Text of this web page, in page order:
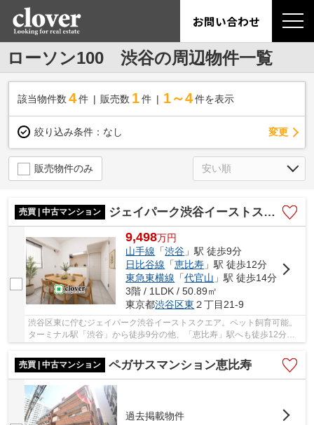
お問い合わせ
ローソン100 渋谷の周辺物件一覧
該当物件数 4件 販売数 1 件 1～4 件を表示
絞り込み条件： なし 変更
販売物件のみ
売買 | 中古マンション ジェイパーク渋谷イーストスクエア
9,498万円
山手線 「渋谷 」駅 徒歩9分
日比谷線 「恵比寿 」駅 徒歩12分
東急東横線 「代官山 」駅 徒歩14分
3階 / 1LDK / 50.89㎡
東京都渋谷区東 ２丁目21-9
渋谷区東に佇むジェイパーク渋谷イーストスクエア。ペット飼育可能。
ターミナル駅「渋谷」から徒歩9分の他、「恵比寿」駅へも徒歩12分。
駅前をはじめ、周辺は商業施設で賑わいがあり、...
売買 | 中古マンション
ペガサスマンション恵比寿
過去掲載物件